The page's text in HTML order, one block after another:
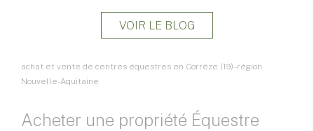
VOIR LE BLOG
achat et vente de centres équestres en Corrèze (19) - région
Nouvelle-Aquitaine
Acheter une propriété Équestre